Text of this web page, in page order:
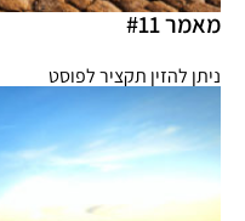
מאמר #11
ניתן להזין תקציר לפוסט